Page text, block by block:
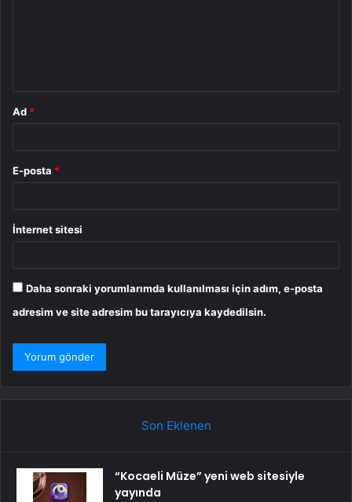
Ad *
E-posta *
İnternet sitesi
Daha sonraki yorumlarımda kullanılması için adım, e-posta
adresim ve site adresim bu tarayıcıya kaydedilsin.
Son Eklenen
“Kocaeli Müze” yeni web sitesiyle
yayında